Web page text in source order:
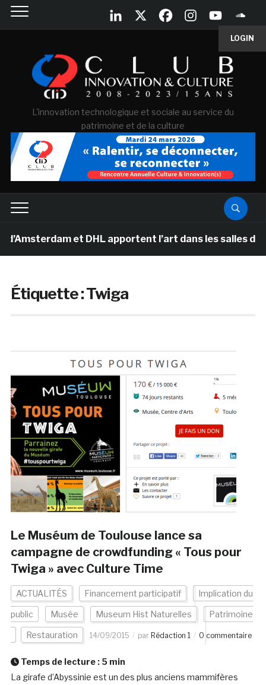
LOGIN
L'innovation technologique et sociale au service du
patrimoine et de la culture
et DHL apportent l’art dans les salles de
Étiquette :Twiga
Le Muséum de Toulouse lance sa
campagne de crowdfunding « Tous pour
Twiga » avec Culture Time
ACTUALITÉS Financement participatif Implication du
public Musée Museum Hist Naturelles Patrimoine
Restauration 14/09/2015 par Rédaction 1 0 commentaire
Temps de lecture : 5 min
La girafe d’Abyssinie est un des plus anciens mammifères